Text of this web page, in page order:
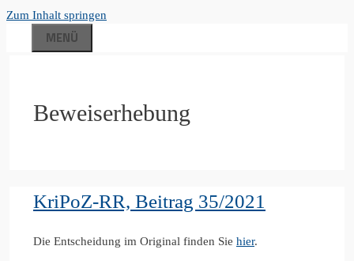
Zum Inhalt springen
MENÜ
Beweiserhebung
KriPoZ-RR, Beitrag 35/2021
Die Entscheidung im Original finden Sie hier.